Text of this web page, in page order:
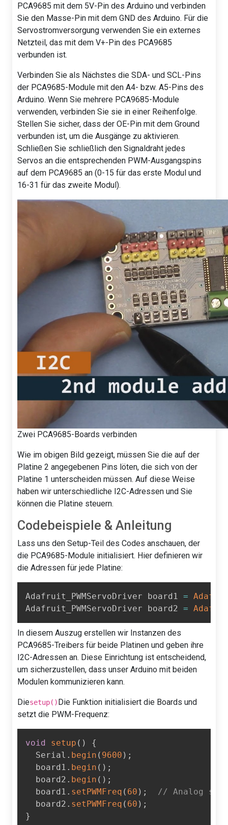
PCA9685 mit dem 5V-Pin des Arduino und verbinden
Sie den Masse-Pin mit dem GND des Arduino. Für die
Servostromversorgung verwenden Sie ein externes
Netzteil, das mit dem V+-Pin des PCA9685
verbunden ist.
Verbinden Sie als Nächstes die SDA- und SCL-Pins
der PCA9685-Module mit den A4- bzw. A5-Pins des
Arduino. Wenn Sie mehrere PCA9685-Module
verwenden, verbinden Sie sie in einer Reihenfolge.
Stellen Sie sicher, dass der OE-Pin mit dem Ground
verbunden ist, um die Ausgänge zu aktivieren.
Schließen Sie schließlich den Signaldraht jedes
Servos an die entsprechenden PWM-Ausgangspins
auf dem PCA9685 an (0-15 für das erste Modul und
16-31 für das zweite Modul).
Zwei PCA9685-Boards verbinden
Wie im obigen Bild gezeigt, müssen Sie die auf der
Platine 2 angegebenen Pins löten, die sich von der
Platine 1 unterscheiden müssen. Auf diese Weise
haben wir unterschiedliche I2C-Adressen und Sie
können die Platine steuern.
Codebeispiele & Anleitung
Lass uns den Setup-Teil des Codes anschauen, der
die PCA9685-Module initialisiert. Hier definieren wir
die Adressen für jede Platine:
Adafruit_PWMServoDriver board1 =
Adafruit_PWMServoDriver board2 =
In diesem Auszug erstellen wir Instanzen des
PCA9685-Treibers für beide Platinen und geben ihre
I2C-Adressen an. Diese Einrichtung ist entscheidend,
um sicherzustellen, dass unser Arduino mit beiden
Modulen kommunizieren kann.
Diesetup()Die Funktion initialisiert die Boards und
setzt die PWM-Frequenz:
void setup ( )
{
  Serial
. begin ( 9600 ) ;
  board1
. begin ( ) ;
  board2
. begin ( ) ;
  board1
. setPWMFreq ( 60 ) ;
// Analog
  board2
. setPWMFreq ( 60 ) ;
}